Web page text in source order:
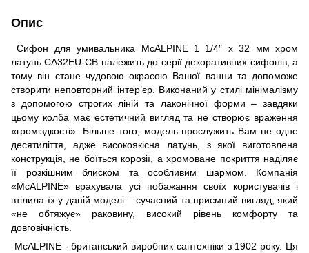
Опис
Сифон для умивальника McALPINE 1 1/4″ x 32 мм хром
латунь CA32EU-CB належить до серії декоративних сифонів, а
тому він стане чудовою окрасою Вашої ванни та допоможе
створити неповторний інтер’єр. Виконаний у стилі мінімалізму
з допомогою строгих ліній та лаконічної форми – завдяки
цьому колба має естетичний вигляд та не створює враження
«громіздкості». Більше того, модель прослужить Вам не одне
десятиліття, адже високоякісна латунь, з якої виготовлена
конструкція, не боїться корозії, а хромоване покриття наділяє
її розкішним блиском та особливим шармом. Компанія
«McALPINE» врахувала усі побажання своїх користувачів і
втілила їх у даній моделі – сучасний та приємний вигляд, який
«не обтяжує» раковину, високий рівень комфорту та
довговічність.
McALPINE - британський виробник сантехніки з 1902 року. Ця